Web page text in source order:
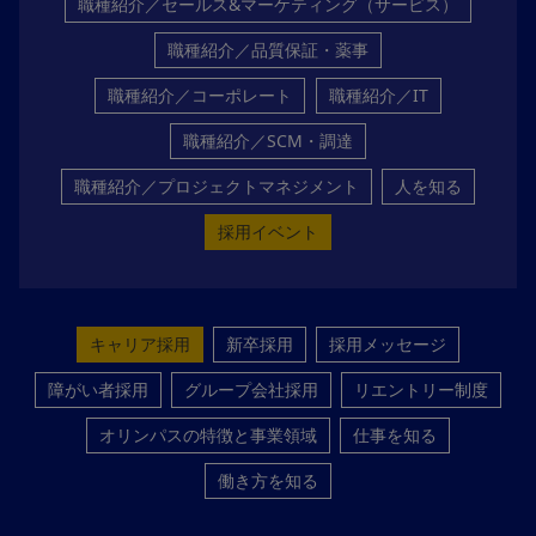
職種紹介／品質保証・薬事
職種紹介／コーポレート
職種紹介／IT
職種紹介／SCM・調達
職種紹介／プロジェクトマネジメント
人を知る
採用イベント
キャリア採用 新卒採用
採用メッセージ
障がい者採用
グループ会社採用
リエントリー制度
オリンパスの特徴と事業領域
仕事を知る
働き方を知る